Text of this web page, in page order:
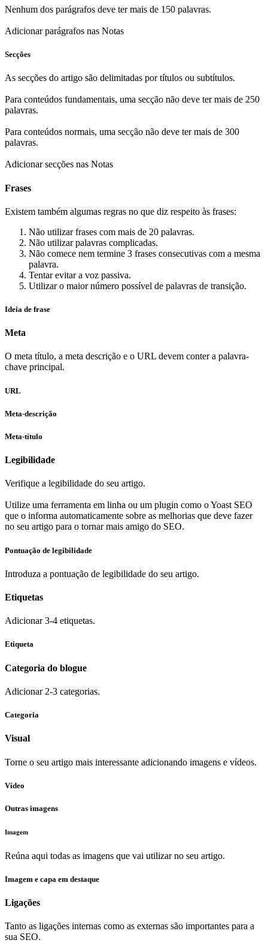
Nenhum dos parágrafos deve ter mais de 150 palavras.
Adicionar parágrafos nas Notas
Secções
As secções do artigo são delimitadas por títulos ou subtítulos.
Para conteúdos fundamentais, uma secção não deve ter mais de 250
palavras.
Para conteúdos normais, uma secção não deve ter mais de 300
palavras.
Adicionar secções nas Notas
Frases
Existem também algumas regras no que diz respeito às frases:
Não utilizar frases com mais de 20 palavras.
Não utilizar palavras complicadas.
Não comece nem termine 3 frases consecutivas com a mesma
palavra.
Tentar evitar a voz passiva.
Utilizar o maior número possível de palavras de transição.
Ideia de frase
Meta
O meta título, a meta descrição e o URL devem conter a palavra-
chave principal.
URL
Meta-descrição
Meta-título
Legibilidade
Verifique a legibilidade do seu artigo.
Utilize uma ferramenta em linha ou um plugin como o Yoast SEO
que o informa automaticamente sobre as melhorias que deve fazer
no seu artigo para o tornar mais amigo do SEO.
Pontuação de legibilidade
Introduza a pontuação de legibilidade do seu artigo.
Etiquetas
Adicionar 3-4 etiquetas.
Etiqueta
Categoria do blogue
Adicionar 2-3 categorias.
Categoria
Visual
Torne o seu artigo mais interessante adicionando imagens e vídeos.
Vídeo
Outras imagens
Imagem
Reúna aqui todas as imagens que vai utilizar no seu artigo.
Imagem e capa em destaque
Ligações
Tanto as ligações internas como as externas são importantes para a
sua SEO.